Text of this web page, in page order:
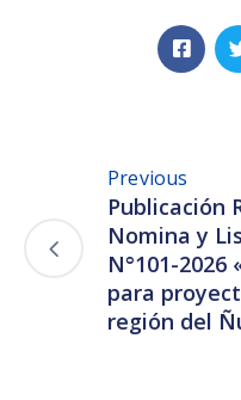
Previous
Publicación
Nomina y
N°101-2026
para
región del